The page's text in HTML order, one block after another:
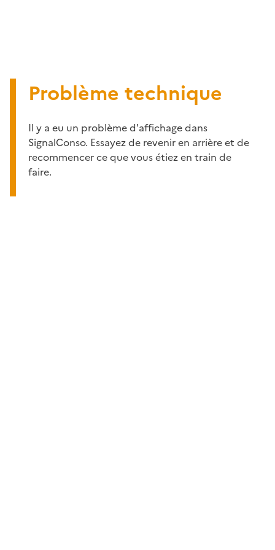
Problème technique
Il y a eu un problème d'affichage dans
SignalConso. Essayez de revenir en arrière et de
recommencer ce que vous étiez en train de
faire.